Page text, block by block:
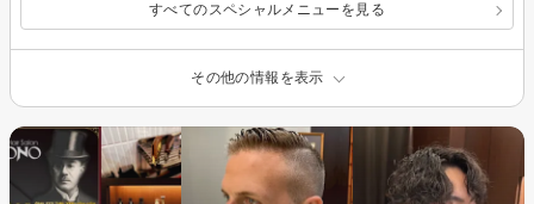
すべてのスペシャルメニューを見る
その他の情報を表示